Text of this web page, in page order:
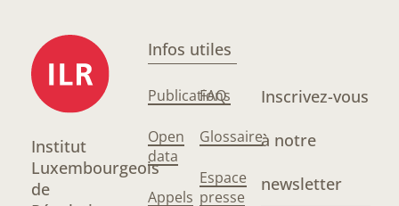
Institut
Luxembourgeois
de
Infos utiles
Publications
Open
data
Appels
FAQ
Glossaire
Espace
presse
Inscrivez-vous
à notre
newsletter